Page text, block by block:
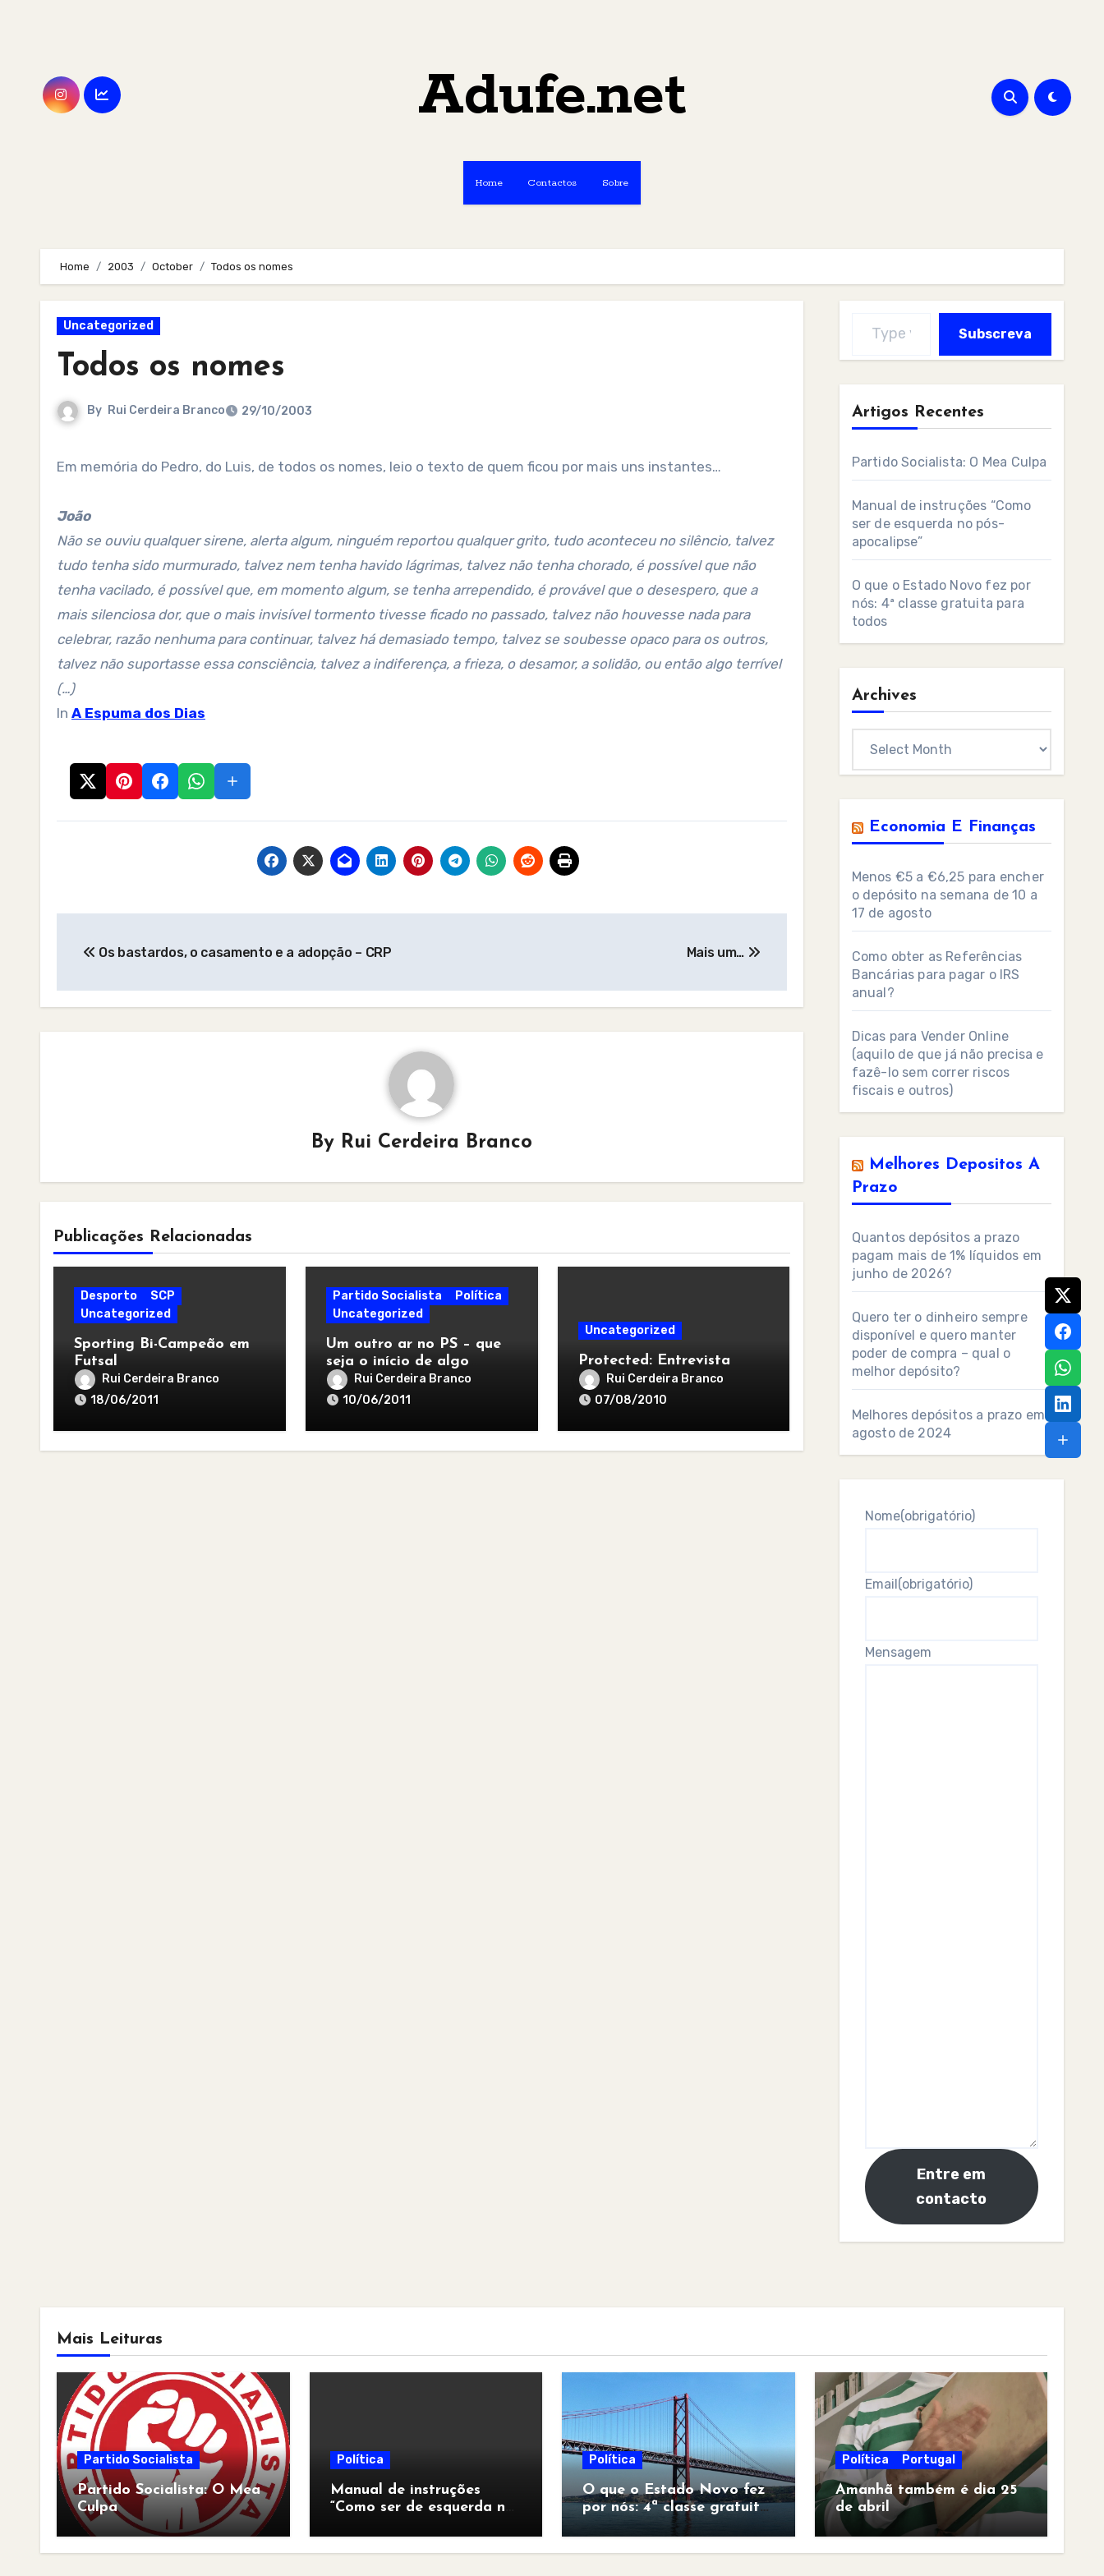
Adufe.net
Home Contactos Sobre
Home 2003 October Todos os nomes
Uncategorized
Todos os nomes
By Rui Cerdeira Branco 29/10/2003
Em memória do Pedro, do Luis, de todos os nomes, leio o texto de quem ficou por mais uns instantes…
João
Não se ouviu qualquer sirene, alerta algum, ninguém reportou qualquer grito, tudo aconteceu no silêncio, talvez
tudo tenha sido murmurado, talvez nem tenha havido lágrimas, talvez não tenha chorado, é possível que não
tenha vacilado, é possível que, em momento algum, se tenha arrependido, é provável que o desespero, que a
mais silenciosa dor, que o mais invisível tormento tivesse ficado no passado, talvez não houvesse nada para
celebrar, razão nenhuma para continuar, talvez há demasiado tempo, talvez se soubesse opaco para os outros,
talvez não suportasse essa consciência, talvez a indiferença, a frieza, o desamor, a solidão, ou então algo terrível
(…)
In A Espuma dos Dias
navigation
Os bastardos, o casamento e a adopção – CRP Mais um…
By Rui Cerdeira Branco
Publicações Relacionadas
Desporto
SCP
Uncategorized
Sporting Bi-Campeão em
Futsal
Rui Cerdeira Branco
18/06/2011
Partido Socialista
Política
Uncategorized
Um outro ar no PS – que
seja o início de algo
melhorRui Cerdeira Branco
10/06/2011
Uncategorized
Protected: Entrevista
Rui Cerdeira Branco
07/08/2010
Subscreva
Artigos Recentes
Partido Socialista: O Mea Culpa
Manual de instruções “Como
ser de esquerda no pós-
apocalipse”
O que o Estado Novo fez por
nós: 4ª classe gratuita para
todos
Archives
Economia E Finanças
Menos €5 a €6,25 para encher
o depósito na semana de 10 a
17 de agosto
Como obter as Referências
Bancárias para pagar o IRS
anual?
Dicas para Vender Online
(aquilo de que já não precisa e
fazê-lo sem correr riscos
fiscais e outros)
Melhores Depositos A
Prazo
Quantos depósitos a prazo
pagam mais de 1% líquidos em
junho de 2026?
Quero ter o dinheiro sempre
disponível e quero manter
poder de compra – qual o
melhor depósito?
Melhores depósitos a prazo em
agosto de 2024
Nome(obrigatório)
Email(obrigatório)
Mensagem
Entre em
contacto
Mais Leituras
Partido Socialista
Partido Socialista: O Mea
Culpa
Política
Manual de instruções
“Como ser de esquerda no
Política
O que o Estado Novo fez
por nós: 4ª classe gratuita
para todos
Política Portugal
Amanhã também é dia 25
de abril